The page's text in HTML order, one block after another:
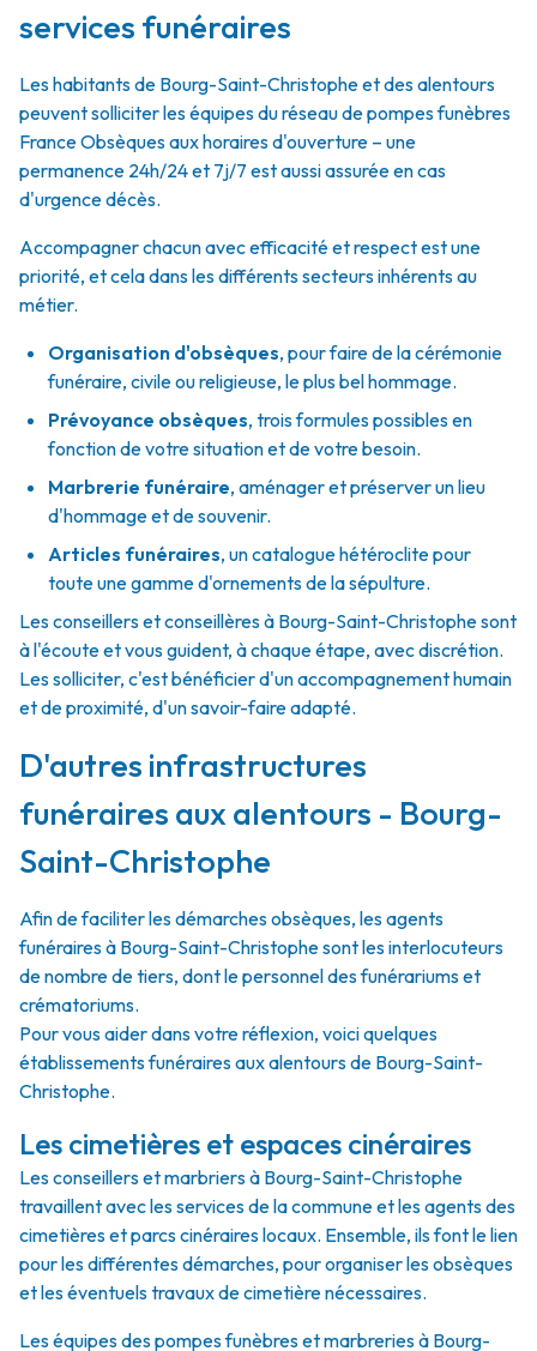
services funéraires
Les habitants de Bourg-Saint-Christophe et des alentours
peuvent solliciter les équipes du réseau de pompes funèbres
France Obsèques aux horaires d'ouverture – une
permanence 24h/24 et 7j/7 est aussi assurée en cas
d'urgence décès.
Accompagner chacun avec efficacité et respect est une
priorité, et cela dans les différents secteurs inhérents au
métier.
Organisation d'obsèques, pour faire de la cérémonie
funéraire, civile ou religieuse, le plus bel hommage.
Prévoyance obsèques, trois formules possibles en
fonction de votre situation et de votre besoin.
Marbrerie funéraire, aménager et préserver un lieu
d'hommage et de souvenir.
Articles funéraires, un catalogue hétéroclite pour
toute une gamme d'ornements de la sépulture.
Les conseillers et conseillères à Bourg-Saint-Christophe sont
à l'écoute et vous guident, à chaque étape, avec discrétion.
Les solliciter, c'est bénéficier d'un accompagnement humain
et de proximité, d'un savoir-faire adapté.
D'autres infrastructures
funéraires aux alentours - Bourg-
Saint-Christophe
Afin de faciliter les démarches obsèques, les agents
funéraires à Bourg-Saint-Christophe sont les interlocuteurs
de nombre de tiers, dont le personnel des funérariums et
crématoriums.
Pour vous aider dans votre réflexion, voici quelques
établissements funéraires aux alentours de Bourg-Saint-
Christophe.
Les cimetières et espaces cinéraires
Les conseillers et marbriers à Bourg-Saint-Christophe
travaillent avec les services de la commune et les agents des
cimetières et parcs cinéraires locaux. Ensemble, ils font le lien
pour les différentes démarches, pour organiser les obsèques
et les éventuels travaux de cimetière nécessaires.
Les équipes des pompes funèbres et marbreries à Bourg-